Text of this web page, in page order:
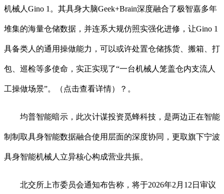
机械人Gino 1。其具身大脑Geek+Brain深度融合了极智嘉多年
堆集的海量仓储数据，并连系大规仿照实强化进修，让Gino 1
具备类人的通用操做能力，可以或许处置仓储拣货、搬箱、打
包、巡检等多使命，实正实现了“一台机械人笼盖仓内支流人
工操做场景”。（点击查看详情）？。
均普智能暗示，此次计谋投资觅蜂科技，是两边正在智能
制制取具身智能数据融合使用层面的深度协同，更取旗下宁波
具身智能机械人立异核心构成营业共振。
北交所上市委员会通知布告称，将于2026年2月12日审议